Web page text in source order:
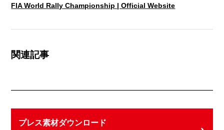
FIA World Rally Championship | Official Website
関連記事
プレス素材ダウンロード